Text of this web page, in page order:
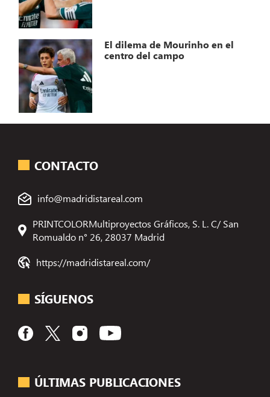
El dilema de Mourinho en el
centro del campo
ÚLTIMAS PUBLICACIONES
CONTACTO
info@madridistareal.com
PRINTCOLORMultiproyectos Gráficos, S. L. C/ San
Romualdo n° 26, 28037 Madrid
https://madridistareal.com/
SÍGUENOS